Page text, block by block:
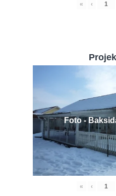
« ‹
Foto -
« ‹